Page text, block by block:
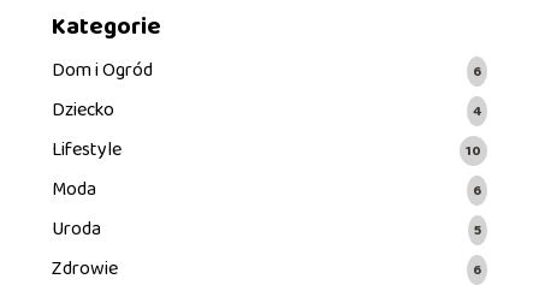
Kategorie
Dom i Ogród 6
Dziecko 4
Lifestyle 10
Moda 6
Uroda 5
Zdrowie 6